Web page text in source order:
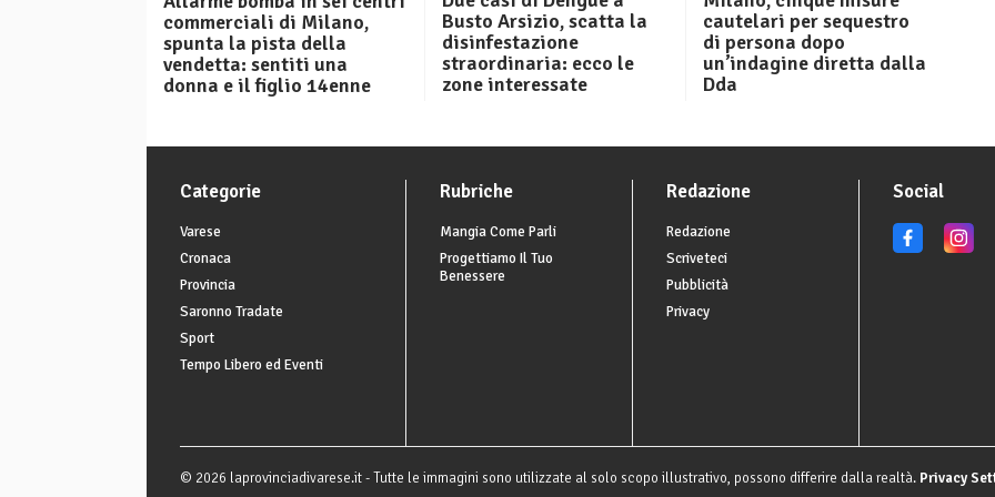
commerciali di Milano,
spunta la pista della
vendetta: sentiti una
donna e il figlio 14enne
Busto Arsizio, scatta la
disinfestazione
straordinaria: ecco le
zone interessate
cautelari per sequestro
di persona dopo
un’indagine diretta dalla
Dda
Categorie
Varese
Cronaca
Provincia
Saronno Tradate
Sport
Tempo Libero ed Eventi
Rubriche
Mangia Come Parli
Progettiamo Il Tuo
Benessere
Redazione
Redazione
Scriveteci
Pubblicità
Privacy
Social
© 2026 laprovinciadivarese.it - Tutte le immagini sono utilizzate al solo scopo illustrativo, possono differire dalla realtà. Privacy